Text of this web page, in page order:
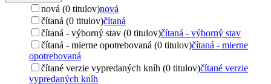
nová (0 titulov)nová
čítaná (0 titulov)čítaná
čítaná - výborný stav (0 titulov)čítaná - výborný stav
čítaná - mierne opotrebovaná (0 titulov)čítaná - mierne
opotrebovaná
čítané verzie vypredaných kníh (0 titulov)čítané verzie
vypredaných kníh